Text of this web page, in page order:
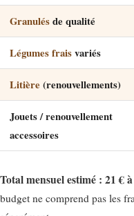
Granulésde qualité
Légumes fraisvariés
Litière (renouvellements)
Jouets / renouvellement
accessoires
Total mensuel estimé : 21 €
budget ne comprend pas les